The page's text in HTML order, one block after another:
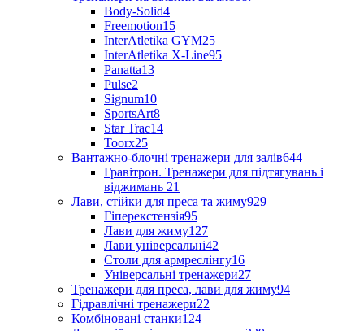
Body-Solid4
Freemotion15
InterAtletika GYM25
InterAtletika X-Line95
Panatta13
Pulse2
Signum10
SportsArt8
Star Trac14
Toorx25
Вантажно-блочні тренажери для залів644
Гравітрон. Тренажери для підтягувань і
віджимань 21
Лави, стійки для преса та жиму929
Гіперекстензія95
Лави для жиму127
Лави універсальні42
Столи для армреслінгу16
Універсальні тренажери27
Тренажери для преса, лави для жиму94
Гідравлічні тренажери22
Комбіновані станки124